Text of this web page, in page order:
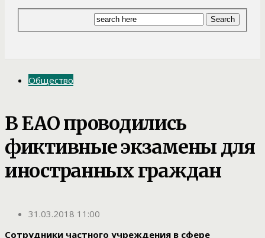
Общество
В ЕАО проводились
фиктивные экзамены для
иностранных граждан
31.03.2018 11:00
Сотрудники частного учреждения в сфере